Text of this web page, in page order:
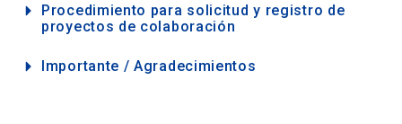
Procedimiento para solicitud y registro de
proyectos de colaboración
Importante / Agradecimientos